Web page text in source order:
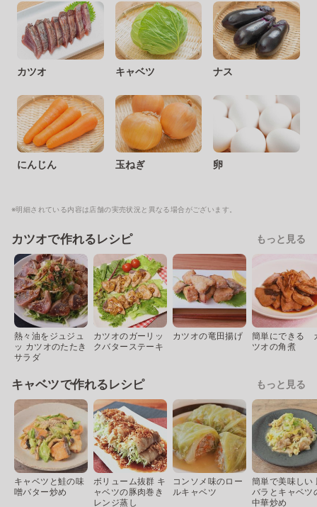
カツオ キャベツ ナス
にんじん 玉ねぎ 卵
※明細されている内容は店舗の実売状況と異なる場合がございます。
カツオで作れるレシピ もっと見る
熱々油をジュジュ
ッ カツオのたたき
サラダ
カツオのガーリッ
クバターステーキ
カツオの竜田揚げ
簡単にできる
ツオの角煮
キャベツで作れるレシピ もっと見る
キャベツと鮭の味
噌バター炒め
ボリューム抜群 キ
ャベツの豚肉巻き
レンジ蒸し
コンソメ味のロー
ルキャベツ
簡単で美味しい
バラとキャベツ
中華炒め